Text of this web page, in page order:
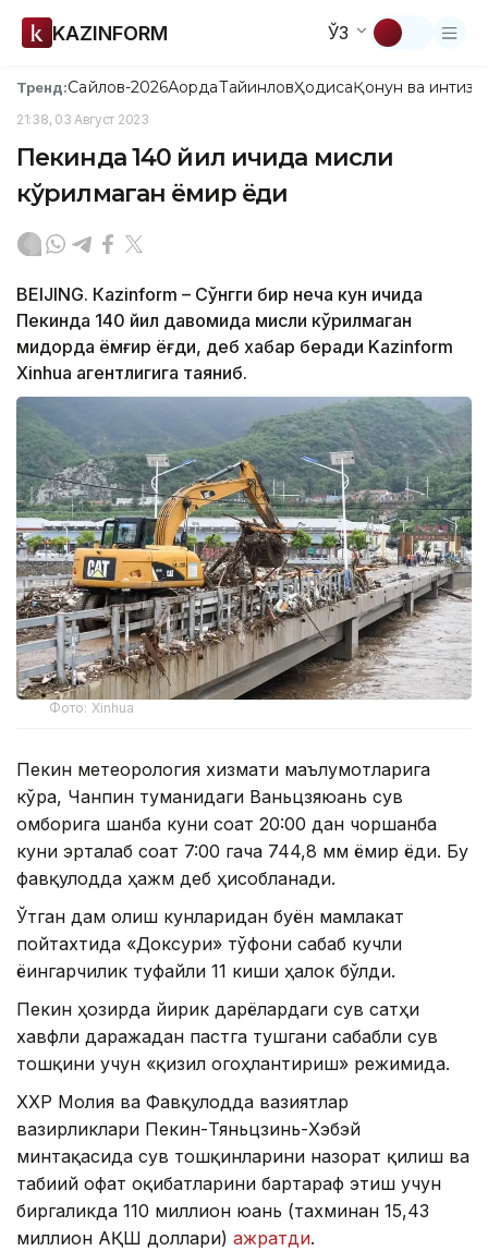
KAZINFORM ЎЗ
Тренд:Сайлов-2026АқордаТайинловҲодисаҚонун ва
21:38, 03 Август 2023
Пекинда 140 йил ичида мисли
кўрилмаган ёмғир ёғди
BEIJING. Кazinform – Сўнгги бир неча кун ичида
Пекинда 140 йил давомида мисли кўрилмаган
миқдорда ёмғир ёғди, деб хабар беради Kazinform
Xinhua агентлигига таяниб.
Фото: Xinhua
Пекин метеорология хизмати маълумотларига
кўра, Чанпин туманидаги Ваньцзяюань сув
омборига шанба куни соат 20:00 дан чоршанба
куни эрталаб соат 7:00 гача 744,8 мм ёмғир ёғди. Бу
фавқулодда ҳажм деб ҳисобланади.
Ўтган дам олиш кунларидан буён мамлакат
пойтахтида «Доксури» тўфони сабаб кучли
ёғингарчилик туфайли 11 киши ҳалок бўлди.
Пекин ҳозирда йирик дарёлардаги сув сатҳи
хавфли даражадан пастга тушгани сабабли сув
тошқини учун «қизил огоҳлантириш» режимида.
ХХР Молия ва Фавқулодда вазиятлар
вазирликлари Пекин-Тяньцзинь-Хэбэй
минтақасида сув тошқинларини назорат қилиш ва
табиий офат оқибатларини бартараф этиш учун
биргаликда 110 миллион юань (тахминан 15,43
миллион АҚШ доллари) ажратди.